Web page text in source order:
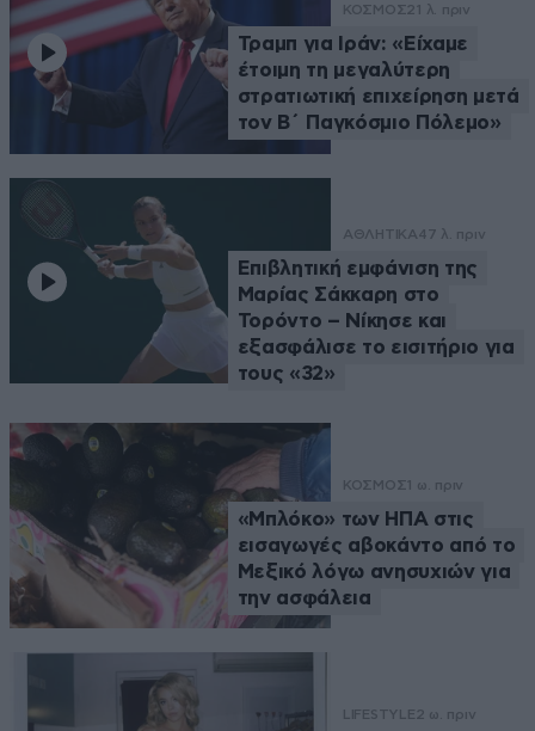
ΚΟΣΜΟΣ21 λ. πριν
Τραμπ για Ιράν: «Είχαμε
έτοιμη τη μεγαλύτερη
στρατιωτική επιχείρηση μετά
τον Β΄ Παγκόσμιο Πόλεμο»
ΑΘΛΗΤΙΚΑ47 λ. πριν
Επιβλητική εμφάνιση της
Μαρίας Σάκκαρη στο
Τορόντο – Νίκησε και
εξασφάλισε το εισιτήριο για
τους «32»
ΚΟΣΜΟΣ 1 ω. πριν
«Μπλόκο» των ΗΠΑ στις
εισαγωγές αβοκάντο από το
Μεξικό λόγω ανησυχιών για
την ασφάλεια
LIFESTYLE2 ω. πριν